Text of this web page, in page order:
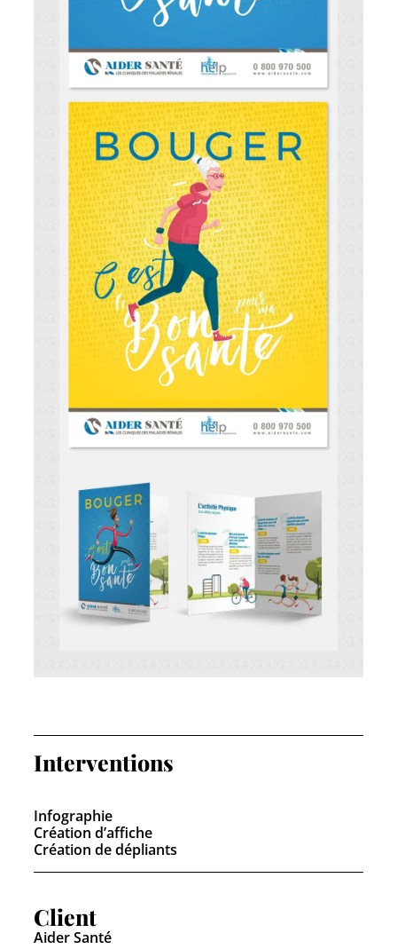
Interventions
Infographie
Création d’affiche
Création de dépliants
Client
Aider Santé